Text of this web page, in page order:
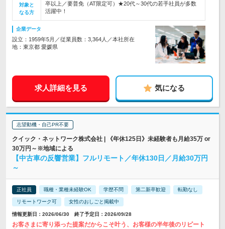
対象と
なる方
卒以上／要普免（AT限定可）★20代～30代の若手社員が多数
活躍中！
企業データ
設立：1959年5月／従業員数：3,364人／本社所在
地：東京都 愛媛県
求人詳細を見る 気になる
志望動機・自己PR不要
クイック・ネットワーク株式会社 | 《年休125日》未経験者も月給35万 or
30万円～※地域による
【中古車の反響営業】フルリモート／年休130日／月給30万円
～
正社員 職種・業種未経験OK 学歴不問 第二新卒歓迎 転勤なし
リモートワーク可 女性のおしごと掲載中
情報更新日：2026/06/30 終了予定日：2026/09/28
お客さまに寄り添った提案だからこそ叶う、お客様の半年後のリピート